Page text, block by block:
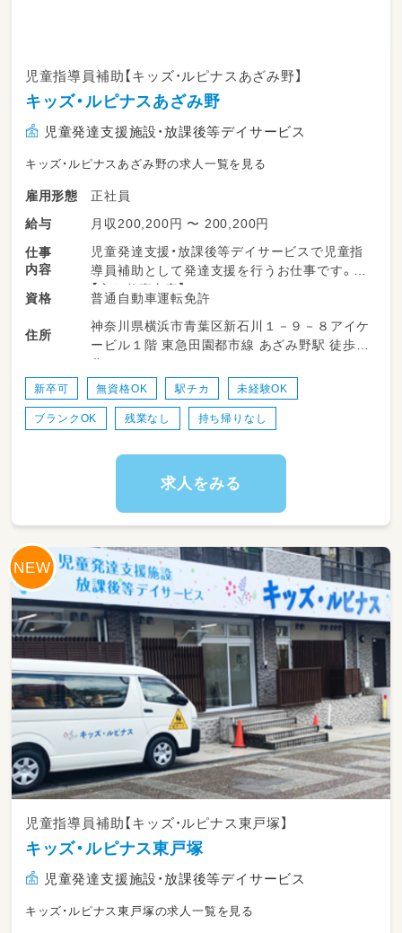
児童指導員補助【キッズ・ルピナスあざみ野】
キッズ・ルピナスあざみ野
児童発達支援施設・放課後等デイサービス
キッズ・ルピナスあざみ野の求人一覧を見る
雇用形態
正社員
給与
月収200,200円 〜 200,200円
仕事
内容
児童発達支援・放課後等デイサービスで児童指
導員補助として発達支援を行うお仕事です。
【主な仕事内容】
グループ・個別支援などの療育全般業務
プログラム作成／食事介助／送迎・添乗業務／
連絡帳の記入／施設内の掃除 など
資格 普通自動車運転免許
住所
神奈川県横浜市青葉区新石川１－９－８アイケ
ービル１階 東急田園都市線 あざみ野駅 徒歩4
分
新卒可 無資格OK 駅チカ 未経験OK
ブランクOK 残業なし 持ち帰りなし
求人をみる
児童指導員補助【キッズ・ルピナス東戸塚】
キッズ・ルピナス東戸塚
児童発達支援施設・放課後等デイサービス
キッズ・ルピナス東戸塚の求人一覧を見る